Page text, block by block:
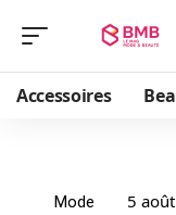
Accessoires
Mode 5